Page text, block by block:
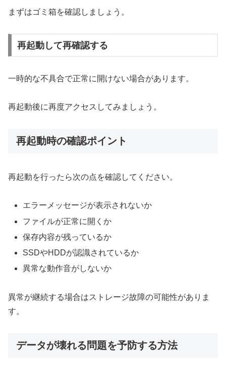
まずはゴミ箱を確認しましょう。
再起動して再確認する
一時的な不具合で正常に開けない場合があります。
再起動後に再度アクセスしてみましょう。
再起動時の確認ポイント
再起動を行ったら次の点を確認してください。
エラーメッセージが表示されないか
ファイルが正常に開くか
保存内容が残っているか
SSDやHDDが認識されているか
異常な動作音がしないか
異常が継続する場合はストレージ故障の可能性がありま
す。
データが壊れる問題を予防する方法